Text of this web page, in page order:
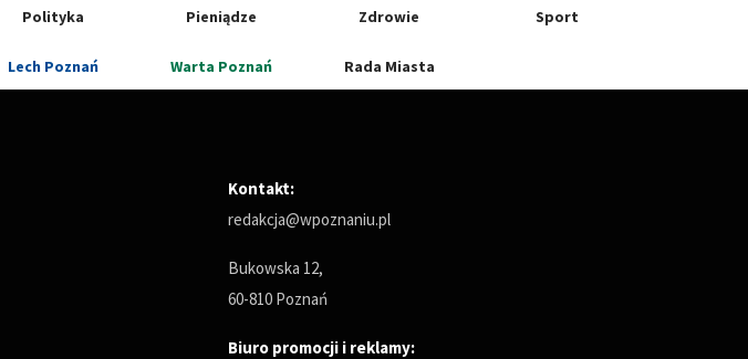
Polityka Pieniądze Zdrowie Sport
Lech Poznań Warta Poznań Rada Miasta
Kontakt:
redakcja@wpoznaniu.pl
Bukowska 12,
60-810 Poznań
Biuro promocji i reklamy: